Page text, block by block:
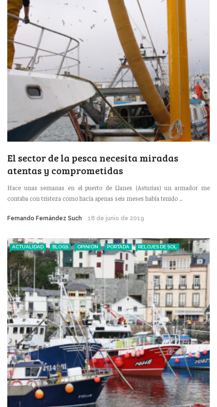
El sector de la pesca necesita miradas
atentas y comprometidas
Hace unas semanas en el puerto de Llanes (Asturias) un armador me
contaba con tristeza como hacía apenas seis meses había tenido ...
Fernando Fernández Such 18 de junio de 2019
ACTUALIDAD BLOGS OPINIÓN PORTADA RELOJES DE SOL